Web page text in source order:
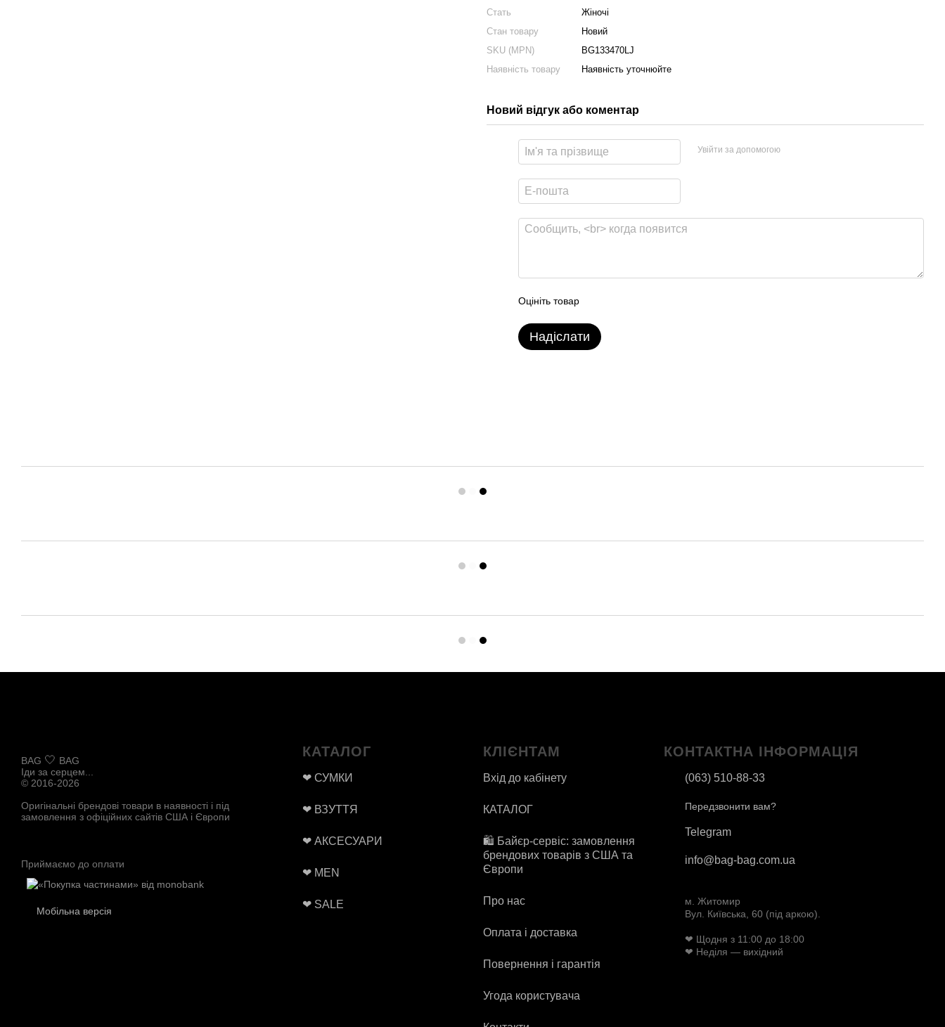
Стать
Жіночі
Стан товару
Новий
SKU (MPN)
BG133470LJ
Наявність товару
Наявність уточнюйте
Новий відгук або коментар
Увійти за допомогою
Оцініть товар
Надіслати
BAG 🤍 BAG
Іди за серцем...
© 2016-2026
Оригінальні брендові товари в наявності і під
замовлення з офіційних сайтів США і Європи
Приймаємо до оплати
Мобільна версія
КАТАЛОГ
❤ СУМКИ
❤ ВЗУТТЯ
❤ АКСЕСУАРИ
❤ MEN
❤ SALE
КЛІЄНТАМ
Вхід до кабінету
КАТАЛОГ
🛍️ Байєр-сервіс: замовлення
брендових товарів з США та
Європи
Про нас
Оплата і доставка
Повернення і гарантія
Угода користувача
КОНТАКТНА ІНФОРМАЦІЯ
(063) 510-88-33
Передзвонити вам?
Telegram
info@bag-bag.com.ua
м. Житомир
Вул. Київська, 60 (під аркою).
❤ Щодня з 11:00 до 18:00
❤ Неділя — вихідний